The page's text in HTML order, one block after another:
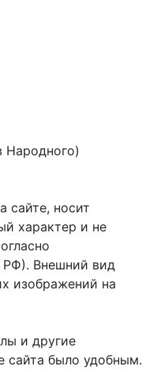
Народного)
сайте, носит
характер и не
Внешний вид
изображений на
и другие
сайта было удобным.